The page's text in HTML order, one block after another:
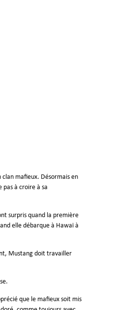
mafieux. Désormais en
pas à croire à sa
surpris quand la première
elle débarque à Hawaï à
Mustang doit travailler
que le mafieux soit mis